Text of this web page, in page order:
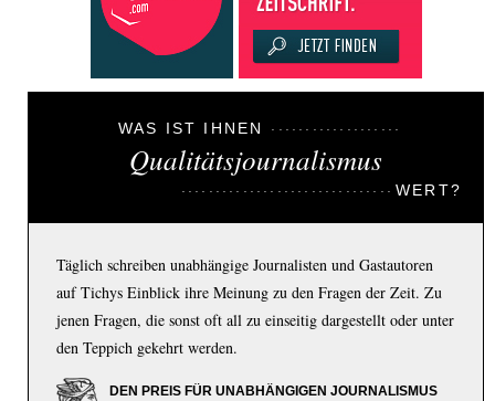
WAS IST IHNEN
Qualitätsjournalismus
WERT?
Täglich schreiben unabhängige Journalisten und Gastautoren
auf Tichys Einblick ihre Meinung zu den Fragen der Zeit. Zu
jenen Fragen, die sonst oft all zu einseitig dargestellt oder unter
den Teppich gekehrt werden.
DEN PREIS FÜR UNABHÄNGIGEN JOURNALISMUS